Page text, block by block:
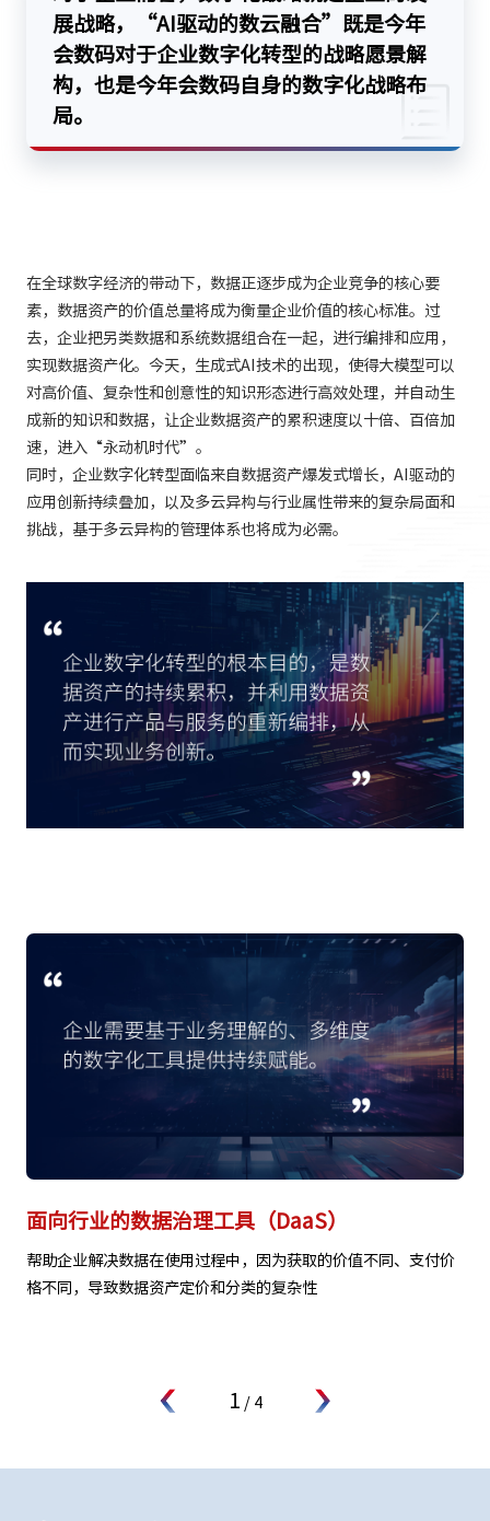
展战略，“AI驱动的数云融合”既是今年
会数码对于企业数字化转型的战略愿景解
构，也是今年会数码自身的数字化战略布
局。
在全球数字经济的带动下，数据正逐步成为企业竞争的核心要
素，数据资产的价值总量将成为衡量企业价值的核心标准。过
去，企业把另类数据和系统数据组合在一起，进行编排和应用，
实现数据资产化。今天，生成式AI技术的出现，使得大模型可以
对高价值、复杂性和创意性的知识形态进行高效处理，并自动生
成新的知识和数据，让企业数据资产的累积速度以十倍、百倍加
速，进入“永动机时代”。
同时，企业数字化转型面临来自数据资产爆发式增长，AI驱动的
应用创新持续叠加，以及多云异构与行业属性带来的复杂局面和
挑战，基于多云异构的管理体系也将成为必需。
面向行业的数据治理工具（DaaS）
帮助企业解决数据在使用过程中，因为获取的价值不同、支付价
格不同，导致数据资产定价和分类的复杂性
1 / 4